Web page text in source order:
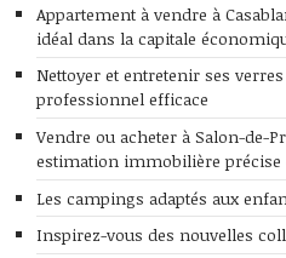
Appartement à vendre à
idéal dans la capitale
Nettoyer et entretenir ses
professionnel efficace
Vendre ou acheter à Salon-de-
estimation immobilière précise
Les campings adaptés aux
Inspirez-vous des nouvelles